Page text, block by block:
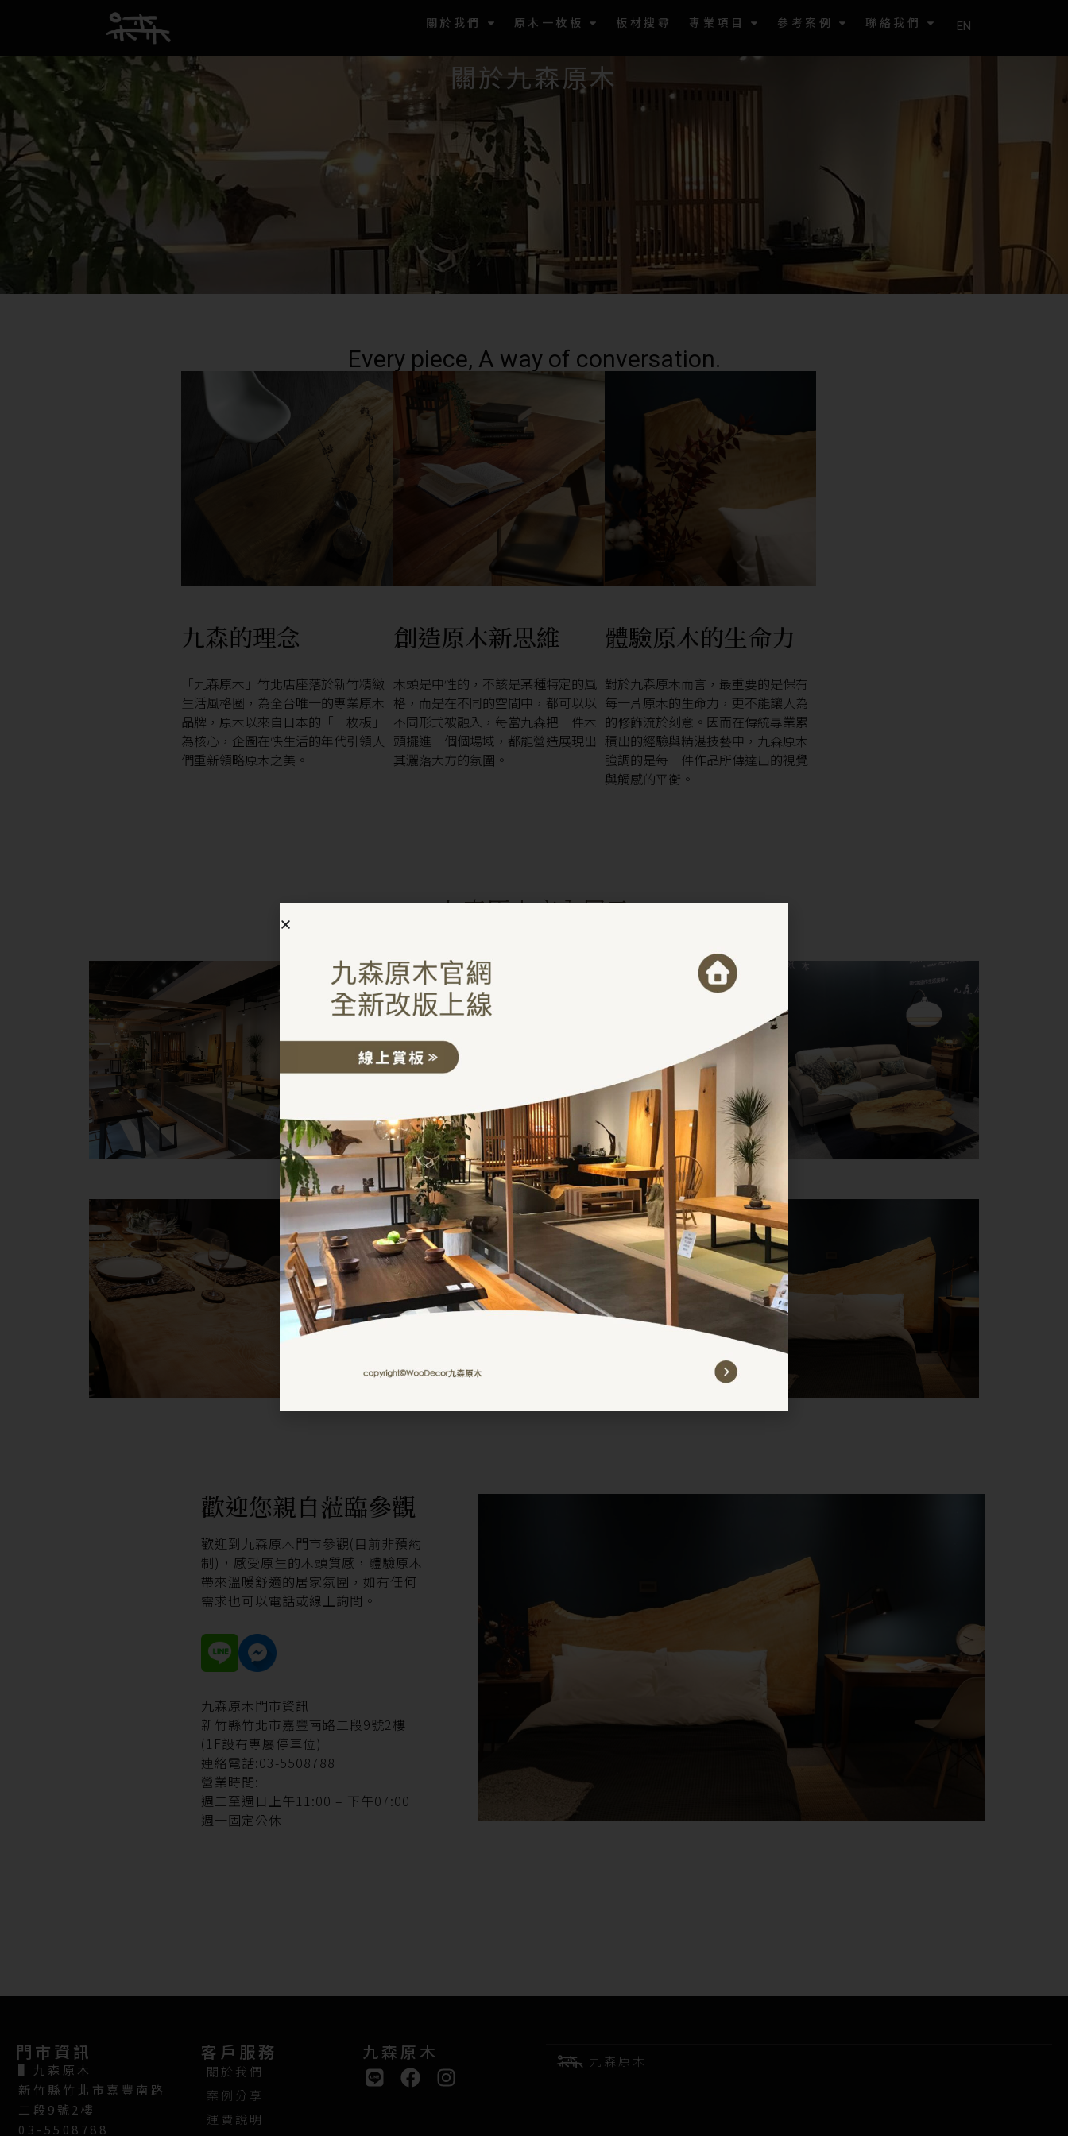
關於我們 原木一枚板 板材搜尋 專業項目 參考案例 聯絡我們 EN
關於九森原木
Every piece, A way of conversation.
九森的理念
「九森原木」竹北店座落於新竹精緻
生活風格圈，為全台唯一的專業原木
品牌，原木以來自日本的「一枚板」
為核心，企圖在快生活的年代引領人
們重新領略原木之美。
創造原木新思維
木頭是中性的，不該是某種特定的風
格，而是在不同的空間中，都可以以
不同形式被融入，每當九森把一件木
頭擺進一個個場域，都能營造展現出
其灑落大方的氛圍。
體驗原木的生命力
對於九森原木而言，最重要的是保有
每一片原木的生命力，更不能讓人為
的修飾流於刻意。因而在傳統專業累
積出的經驗與精湛技藝中，九森原木
強調的是每一件作品所傳達出的視覺
與觸感的平衡。
九森原木店內展示
歡迎您親自蒞臨參觀
歡迎到九森原木門市參觀(目前非預約
制)，感受原生的木頭質感，體驗原木
帶來溫暖舒適的居家氛圍，如有任何
需求也可以電話或線上詢問。
九森原木門市資訊
新竹縣竹北市嘉豐南路二段9號2樓
(1F設有專屬停車位)
連絡電話:03-5508788
營業時間:
週二至週日上午11:00 – 下午07:00
週一固定公休
門市資訊
▌ 九森原木
新竹縣竹北市嘉豐南路
二段9號2樓
03-5508788
客戶服務
關於我們
案例分享
運費說明
九森原木 九森原木